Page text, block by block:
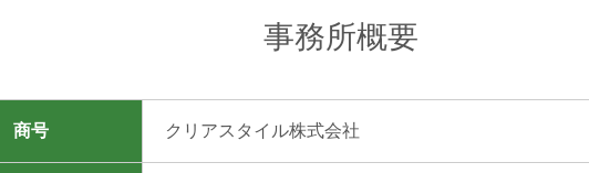
事務所概要
商号 クリアスタイル株式会社